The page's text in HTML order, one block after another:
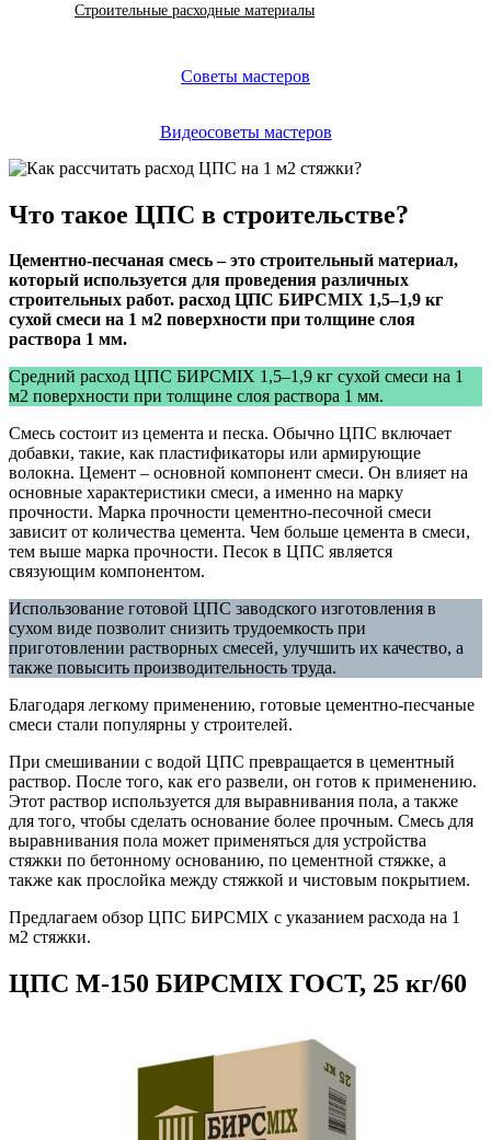
Строительные расходные материалы
Советы мастеров
Видеосоветы мастеров
Что такое ЦПС в строительстве?
Цементно-песчаная смесь – это строительный материал,
который используется для проведения различных
строительных работ. расход ЦПС БИРСMIX 1,5–1,9 кг
сухой смеси на 1 м2 поверхности при толщине слоя
раствора 1 мм.
Средний расход ЦПС БИРСMIX 1,5–1,9 кг сухой смеси на 1
м2 поверхности при толщине слоя раствора 1 мм.
Смесь состоит из цемента и песка. Обычно ЦПС включает
добавки, такие, как пластификаторы или армирующие
волокна. Цемент – основной компонент смеси. Он влияет на
основные характеристики смеси, а именно на марку
прочности. Марка прочности цементно-песочной смеси
зависит от количества цемента. Чем больше цемента в смеси,
тем выше марка прочности. Песок в ЦПС является
связующим компонентом.
Использование готовой ЦПС заводского изготовления в
сухом виде позволит снизить трудоемкость при
приготовлении растворных смесей, улучшить их качество, а
также повысить производительность труда.
Благодаря легкому применению, готовые цементно-песчаные
смеси стали популярны у строителей.
При смешивании с водой ЦПС превращается в цементный
раствор. После того, как его развели, он готов к применению.
Этот раствор используется для выравнивания пола, а также
для того, чтобы сделать основание более прочным. Смесь для
выравнивания пола может применяться для устройства
стяжки по бетонному основанию, по цементной стяжке, а
также как прослойка между стяжкой и чистовым покрытием.
Предлагаем обзор ЦПС БИРСMIX с указанием расхода на 1
м2 стяжки.
ЦПС М-150 БИРСMIX ГОСТ, 25 кг/60